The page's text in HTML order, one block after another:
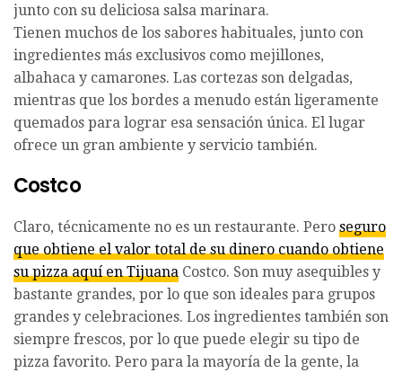
junto con su deliciosa salsa marinara.
Tienen muchos de los sabores habituales, junto con
ingredientes más exclusivos como mejillones,
albahaca y camarones. Las cortezas son delgadas,
mientras que los bordes a menudo están ligeramente
quemados para lograr esa sensación única. El lugar
ofrece un gran ambiente y servicio también.
Costco
Claro, técnicamente no es un restaurante. Pero seguro
que obtiene el valor total de su dinero cuando obtiene
su pizza aquí en Tijuana Costco. Son muy asequibles y
bastante grandes, por lo que son ideales para grupos
grandes y celebraciones. Los ingredientes también son
siempre frescos, por lo que puede elegir su tipo de
pizza favorito. Pero para la mayoría de la gente, la